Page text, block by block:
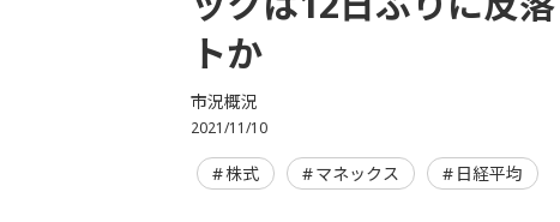
トか
市況概況
2021/11/10
株式 マネックス 日経平均